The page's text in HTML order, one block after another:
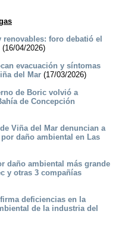
foro debatió el
(16/04/2026)
evacuación y síntomas
del Mar (17/03/2026)
de Boric volvió a
de Concepción
Viña del Mar denuncian a
daño ambiental en Las
daño ambiental más grande
y otras 3 compañías
deficiencias en la
de la industria del